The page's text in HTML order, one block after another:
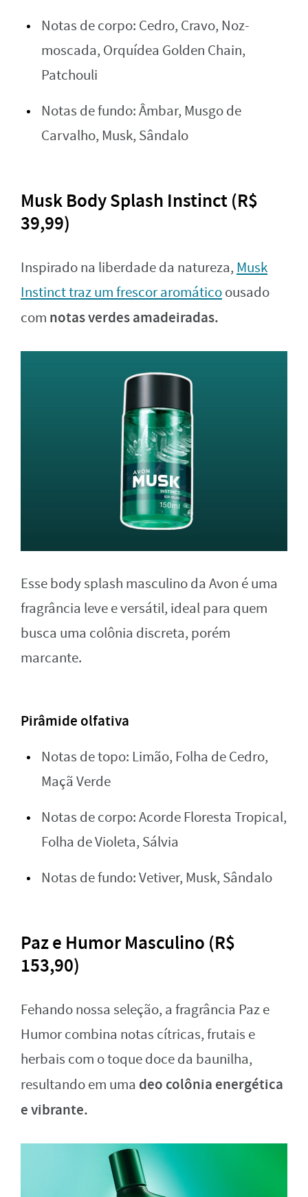
Notas de corpo: Cedro, Cravo, Noz-
moscada, Orquídea Golden Chain,
Patchouli
Notas de fundo: Âmbar, Musgo de
Carvalho, Musk, Sândalo
Musk Body Splash Instinct (R$
39,99)
Inspirado na liberdade da natureza, Musk
Instinct traz um frescor aromáticoousado
com notas verdes amadeiradas.
Esse body splash masculino da Avon é uma
fragrância leve e versátil, ideal para quem
busca uma colônia discreta, porém
marcante.
Pirâmide olfativa
Notas de topo: Limão, Folha de Cedro,
Maçã Verde
Notas de corpo: Acorde Floresta Tropical,
Folha de Violeta, Sálvia
Notas de fundo: Vetiver, Musk, Sândalo
Paz e Humor Masculino (R$
153,90)
Fehando nossa seleção, a fragrância Paz e
Humor combina notas cítricas, frutais e
herbais com o toque doce da baunilha,
resultando em uma deo colônia energética
e vibrante.